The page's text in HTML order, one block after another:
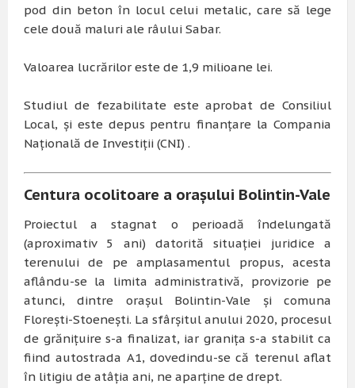
pod din beton în locul celui metalic, care să lege
cele două maluri ale râului Sabar.
Valoarea lucrărilor este de 1,9 milioane lei.
Studiul de fezabilitate este aprobat de Consiliul
Local, și este depus pentru finanțare la Compania
Națională de Investiții (CNI) .
Centura ocolitoare a orașului Bolintin-Vale
Proiectul a stagnat o perioadă îndelungată
(aproximativ 5 ani) datorită situației juridice a
terenului de pe amplasamentul propus, acesta
aflându-se la limita administrativă, provizorie pe
atunci, dintre orașul Bolintin-Vale și comuna
Florești-Stoenești. La sfârșitul anului 2020, procesul
de grănițuire s-a finalizat, iar granița s-a stabilit ca
fiind autostrada A1, dovedindu-se că terenul aflat
în litigiu de atâția ani, ne aparține de drept.